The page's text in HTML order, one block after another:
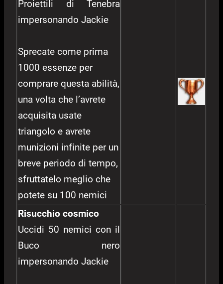
Proiettili di Tenebra
impersonando Jackie
Sprecate come prima
1000 essenze per
comprare questa abilità,
una volta che l’avrete
acquisita usate
triangolo e avrete
munizioni infinite per un
breve periodo di tempo,
sfruttatelo meglio che
potete su 100 nemici
Risucchio cosmico
Uccidi 50 nemici con il
Buco nero
impersonando Jackie